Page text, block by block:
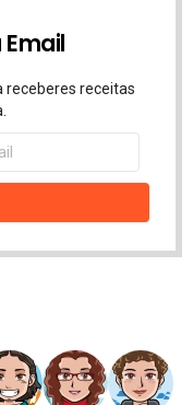
receberes receitas